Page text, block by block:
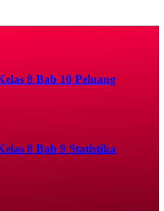
8 Bab 10 Peluang
8 Bab 9 Statistika